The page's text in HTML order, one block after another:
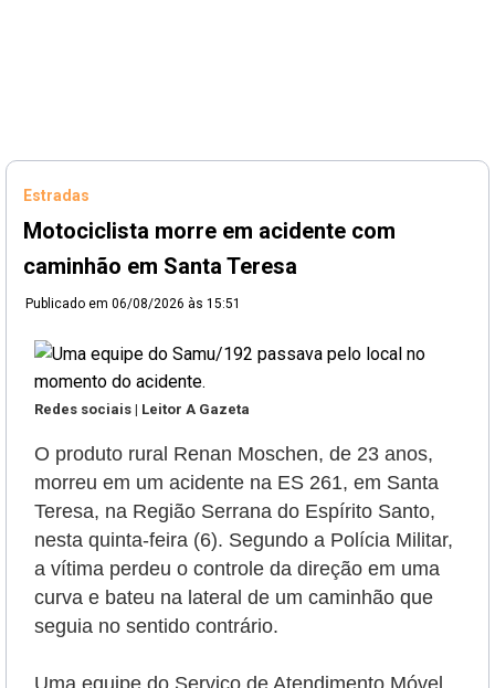
Estradas
Motociclista morre em acidente com
caminhão em Santa Teresa
Publicado em 06/08/2026 às 15:51
Redes sociais | Leitor A Gazeta
O produto rural Renan Moschen, de 23 anos,
morreu em um acidente na ES 261, em Santa
Teresa, na Região Serrana do Espírito Santo,
nesta quinta-feira (6). Segundo a Polícia Militar,
a vítima perdeu o controle da direção em uma
curva e bateu na lateral de um caminhão que
seguia no sentido contrário.
Uma equipe do Serviço de Atendimento Móvel